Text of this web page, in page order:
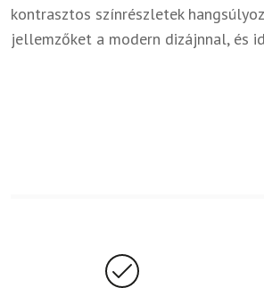
kontrasztos színrészletek
jellemzőket a modern dizájnnal, és